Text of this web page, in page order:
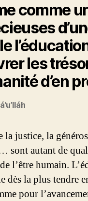
comme
les
d’en
la justice, la
sont autant de
l’être humain.
dès la plus tendre
pour